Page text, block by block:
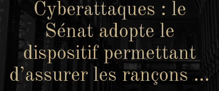
Cyberattaques : le
Sénat adopte le
dispositif permettant
d’assurer les rançons …